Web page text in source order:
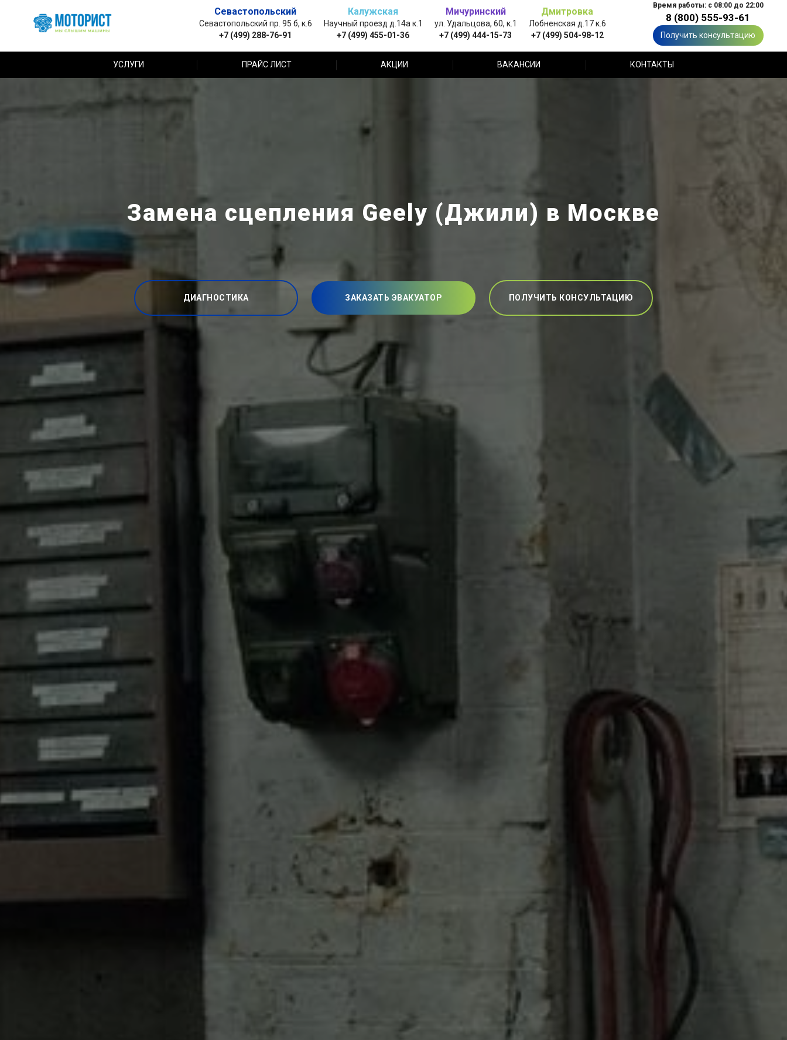
Севастопольский
Севастопольский пр. 95 б, к.6
+7 (499) 288-76-91
Калужская
Научный проезд д.14а к.1
+7 (499) 455-01-36
Мичуринский
ул. Удальцова, 60, к.1
+7 (499) 444-15-73
Дмитровка
Лобненская д.17 к.6
+7 (499) 504-98-12
Время работы: с 08:00 до 22:00
8 (800) 555-93-61
Получить консультацию
УСЛУГИ ПРАЙС ЛИСТ АКЦИИ ВАКАНСИИ КОНТАКТЫ
Замена сцепления Geely (Джили) в Москве
ДИАГНОСТИКА ЗАКАЗАТЬ ЭВАКУАТОР ПОЛУЧИТЬ КОНСУЛЬТАЦИЮ